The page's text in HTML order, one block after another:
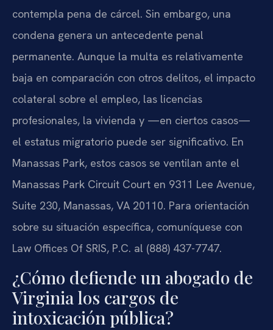
contempla pena de cárcel. Sin embargo, una
condena genera un antecedente penal
permanente. Aunque la multa es relativamente
baja en comparación con otros delitos, el impacto
colateral sobre el empleo, las licencias
profesionales, la vivienda y —en ciertos casos—
el estatus migratorio puede ser significativo. En
Manassas Park, estos casos se ventilan ante el
Manassas Park Circuit Court en 9311 Lee Avenue,
Suite 230, Manassas, VA 20110. Para orientación
sobre su situación específica, comuníquese con
Law Offices Of SRIS, P.C. al (888) 437-7747.
¿Cómo defiende un abogado de
Virginia los cargos de
intoxicación pública?